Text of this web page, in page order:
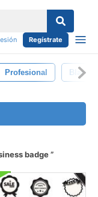
Regístrate
Profesional Blanco
badge